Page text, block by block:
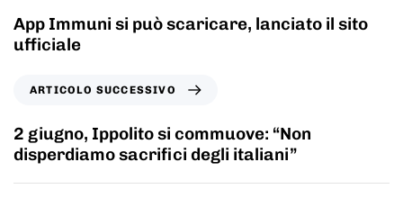
App Immuni si può scaricare, lanciato il sito
ufficiale
ARTICOLO SUCCESSIVO
2 giugno, Ippolito si commuove: “Non
disperdiamo sacrifici degli italiani”